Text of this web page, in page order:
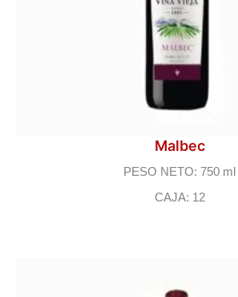
Malbec
PESO NETO: 750 ml
CAJA: 12